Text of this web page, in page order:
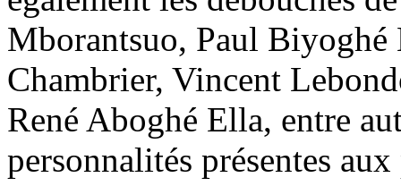
Mborantsuo, Paul
Chambrier, Vincent
René Aboghé Ella, entre
personnalités présentes